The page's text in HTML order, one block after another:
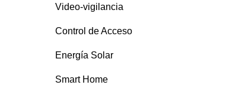
Video-vigilancia
Control de Acceso
Energía Solar
Smart Home